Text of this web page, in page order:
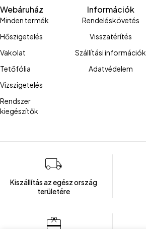
Webáruház
Minden termék
Hőszigetelés
Vakolat
Tetőfólia
Vízszigetelés
Rendszer
kiegészítők
Információk
Rendeléskövetés
Visszatérítés
Szállítási információk
Adatvédelem
Kiszállítás az egész ország
területére